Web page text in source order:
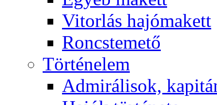
Vitorlás hajómakett
Roncstemető
Történelem
Admirálisok,